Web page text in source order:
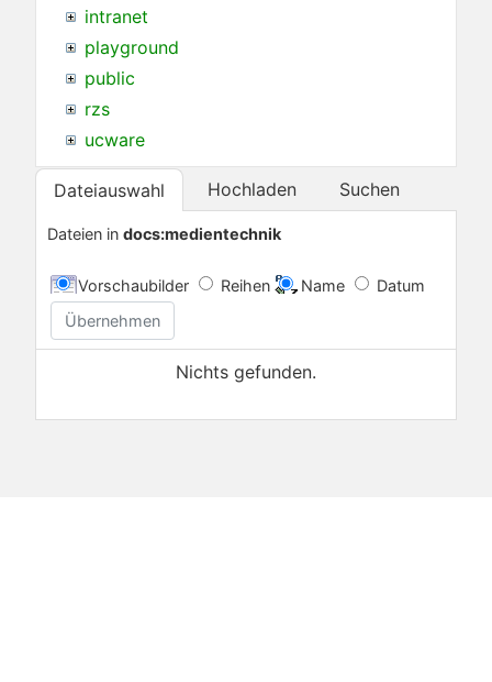
intranet
playground
public
rzs
ucware
Dateiauswahl Hochladen Suchen
Dateien in docs:medientechnik
Vorschaubilder Reihen Name
Datum
Übernehmen
Nichts gefunden.